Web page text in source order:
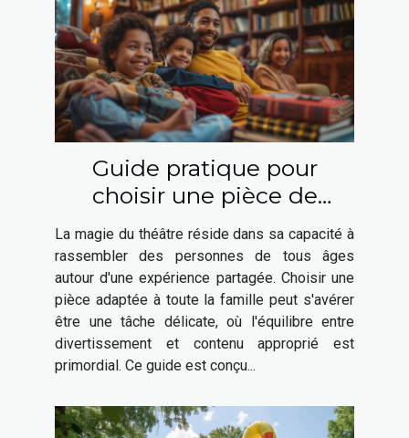
Guide pratique pour
choisir une pièce de
théâtre adaptée à toute la
famille
La magie du théâtre réside dans sa capacité à
rassembler des personnes de tous âges
autour d'une expérience partagée. Choisir une
pièce adaptée à toute la famille peut s'avérer
être une tâche délicate, où l'équilibre entre
divertissement et contenu approprié est
primordial. Ce guide est conçu...